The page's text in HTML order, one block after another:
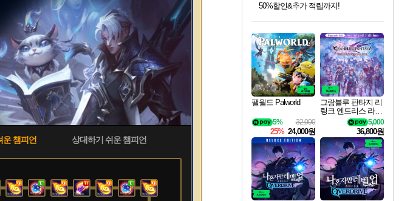
운 챔피언 상대하기 쉬운 챔피언
최대 90% 할인가를 만나보세요!
네이버혜택과 함께 만나보세요!
50%할인&추가 적립까지!
네이버 포인트 혜택까지!
이니&베니 혜택까지!
네이버 혜택가와 함께 예약하세요!
할인&네이버혜택으로 만나보세요!
네이버페이 혜택과 만나보세요!
40주년 프로모션으로 만나보세요!
할인가에 만나보세요!
일부 에디션 상시 할인!
혜택으로 예약 판매 중
편안하게 충전하세요
팰월드 Palworld
32,000
5%
25% 24,000원
그랑블루 판타지 리
링크 엔드리스 라그
나로크 업그레이드
킷 Granblue Fantasy
Relink Endless Ragn
arok Upgrade Kit DL
C
5,000
36,800원